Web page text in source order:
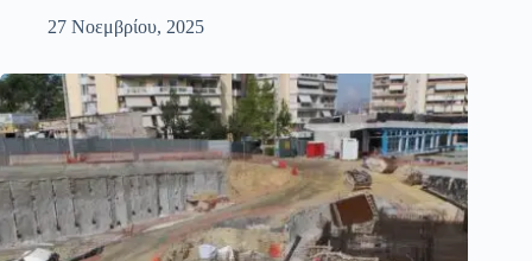
27 Νοεμβρίου, 2025